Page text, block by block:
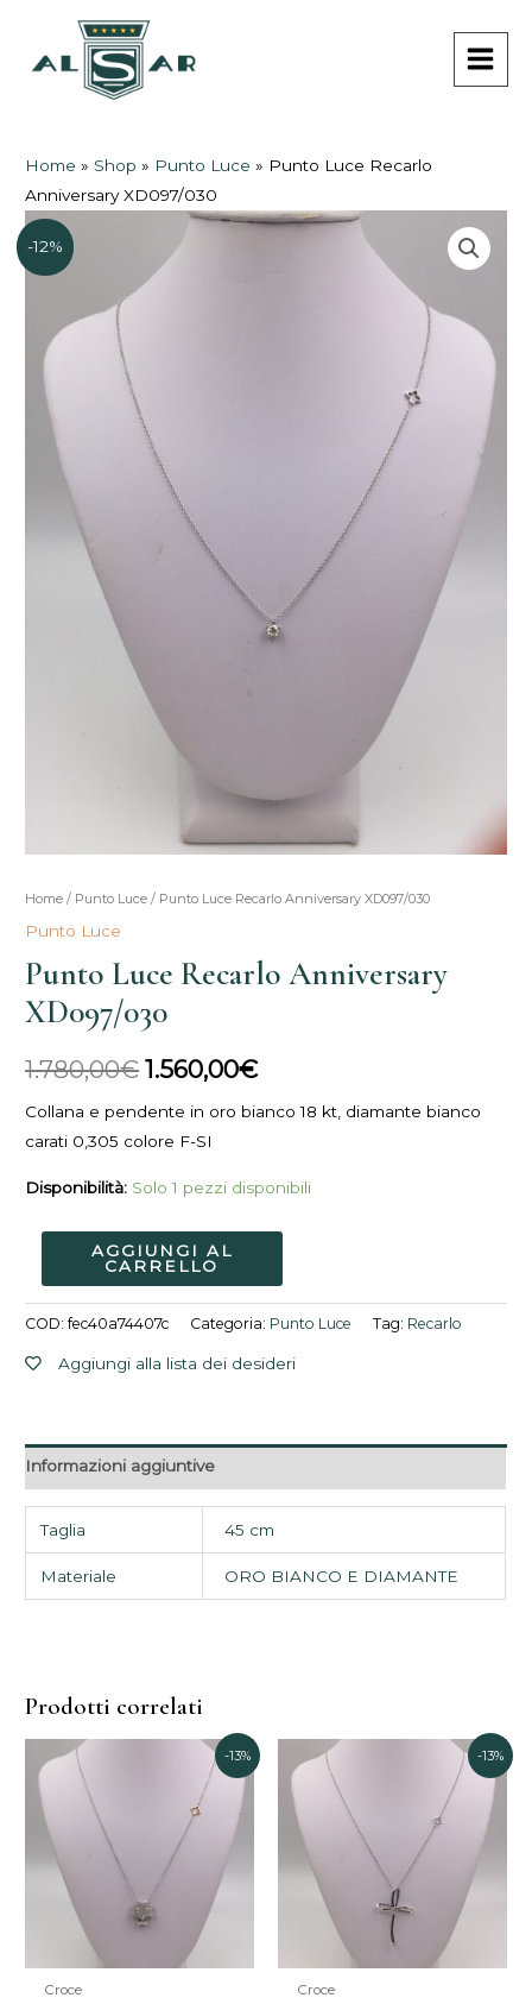
contenuto
Home » Shop » Punto Luce » Punto Luce Recarlo
Anniversary XD097/030
-12%
Home / Punto Luce / Punto Luce Recarlo Anniversary XD097/030
Punto Luce
Punto Luce Recarlo Anniversary
XD097/030
1.780,00€
Il
1.780,00€.
1.560,00€
Il
prezzo
Collana e pendente in oro bianco 18 kt, diamante bianco
carati 0,305 colore F-SI
Disponibilità: Solo 1 pezzi disponibili
Punto
Luce
Recarlo
Anniversary
XD097/030
AGGIUNGI AL
CARRELLO
COD:fec40a74407c Categoria: Punto Luce Tag: Recarlo
Aggiungi alla lista dei desideri
Informazioni aggiuntive
Taglia 45 cm
Materiale ORO BIANCO E DIAMANTE
Prodotti correlati
-13%
Croce
originale
2.973,00€.
prezzo
attuale
2.600,00€.
-13%
Croce
originale
823,00€.
Il